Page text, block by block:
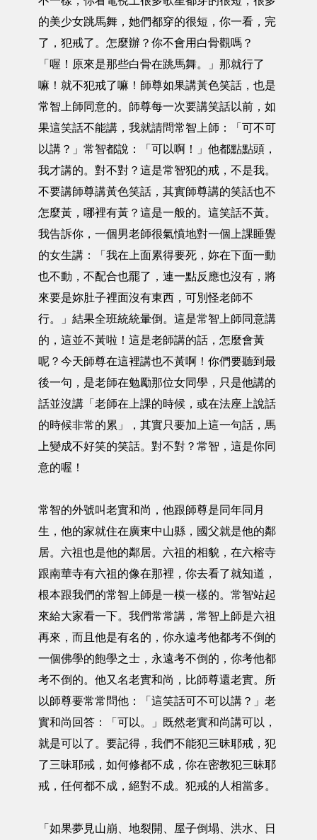
的美少女跳馬舞，她們都穿的很短，你一看，完
了，犯戒了。怎麼辦？你不會用白骨觀嗎？
「喔！原來是那些白骨在跳馬舞。」那就行了
嘛！就不犯戒了嘛！師尊如果講黃色笑話，也是
常智上師同意的。師尊每一次要講笑話以前，如
果這笑話不能講，我就請問常智上師：「可不可
以講？」常智都說：「可以啊！」他都點點頭，
我才講的。對不對？這是常智犯的戒，不是我。
不要講師尊講黃色笑話，其實師尊講的笑話也不
怎麼黃，哪裡有黃？這是一般的。這笑話不黃。
我告訴你，一個男老師很氣憤地對一個上課睡覺
的女生講：「我在上面累得要死，妳在下面一動
也不動，不配合也罷了，連一點反應也沒有，將
來要是妳肚子裡面沒有東西，可別怪老師不
行。」結果全班統統暈倒。這是常智上師同意講
的，這並不黃啦！這是老師講的話，怎麼會黃
呢？今天師尊在這裡講也不黃啊！你們要聽到最
後一句，是老師在勉勵那位女同學，只是他講的
話並沒講「老師在上課的時候，或在法座上說話
的時候非常的累」，其實只要加上這一句話，馬
上變成不好笑的笑話。對不對？常智，這是你同
意的喔！
常智的外號叫老實和尚，他跟師尊是同年同月
生，他的家就住在廣東中山縣，國父就是他的鄰
居。六祖也是他的鄰居。六祖的相貌，在六榕寺
跟南華寺有六祖的像在那裡，你去看了就知道，
根本跟我們的常智上師是一模一樣的。常智站起
來給大家看一下。我們常常講，常智上師是六祖
再來，而且他是有名的，你永遠考他都考不倒的
一個佛學的飽學之士，永遠考不倒的，你考他都
考不倒的。他又名老實和尚，比師尊還老實。所
以師尊要常常問他：「這笑話可不可以講？」老
實和尚回答：「可以。」既然老實和尚講可以，
就是可以了。要記得，我們不能犯三昧耶戒，犯
了三昧耶戒，如何修都不成，你在密教犯三昧耶
戒，任何都不成，絕對不成。犯戒的人相當多。
「如果夢見山崩、地裂開、屋子倒塌、洪水、日